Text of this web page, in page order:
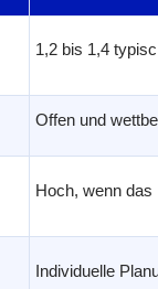
1,2 bis 1,4
Offen und
Hoch, wenn
Individuelle